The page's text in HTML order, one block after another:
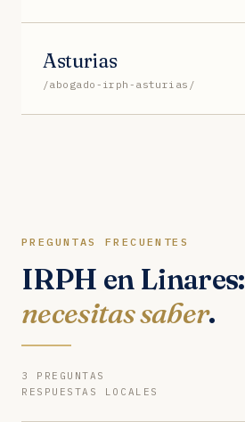
Asturias
/abogado-irph-asturias/
PREGUNTAS FRECUENTES
IRPH en Linares:
necesitas saber.
3 PREGUNTAS
RESPUESTAS LOCALES